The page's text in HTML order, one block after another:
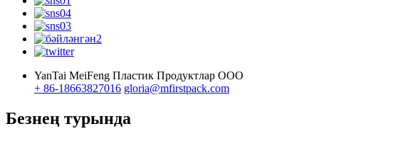
YanTai MeiFeng Пластик Продуктлар ООО
+ 86-18663827016 gloria@mfirstpack.com
Безнең турында